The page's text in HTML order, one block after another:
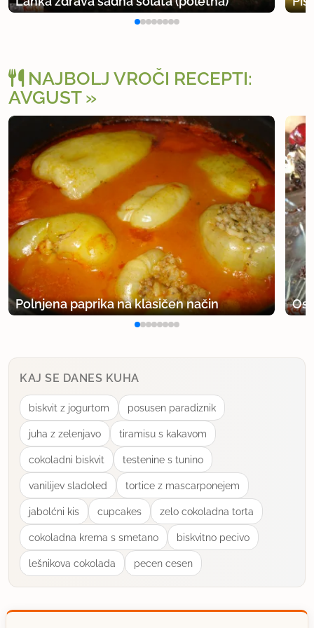
NAJBOLJ VROČI RECEPTI:
AVGUST
Polnjena paprika na klasičen način
KAJ SE DANES KUHA
biskvit z jogurtom posusen paradiznik
juha z zelenjavo tiramisu s kakavom
cokoladni biskvit testenine s tunino
vanilijev sladoled tortice z mascarponejem
jabolćni kis cupcakes zelo cokoladna torta
cokoladna krema s smetano biskvitno pecivo
lešnikova cokolada pecen cesen